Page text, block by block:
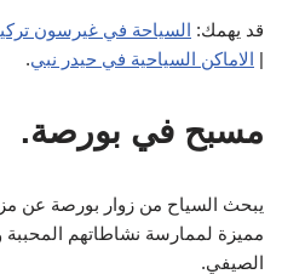
قد يهمك: السياحة في غيرسون
| الاماكن السياحية في حيدر نبي.
مسبح في بورصة.
يبحث السياح من زوار بورصة عن
مميزة لممارسة نشاطاتهم
الصيفي.